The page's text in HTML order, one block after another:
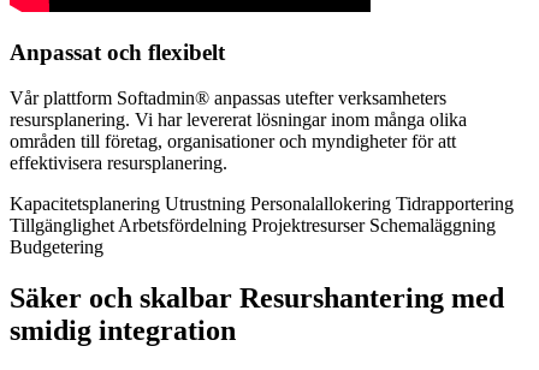
Anpassat och flexibelt
Vår plattform Softadmin® anpassas utefter verksamheters
resursplanering. Vi har levererat lösningar inom många olika
områden till företag, organisationer och myndigheter för att
effektivisera resursplanering.
Kapacitetsplanering Utrustning Personalallokering Tidrapportering
Tillgänglighet Arbetsfördelning Projektresurser Schemaläggning
Budgetering
Säker och skalbar Resurshantering med
smidig integration